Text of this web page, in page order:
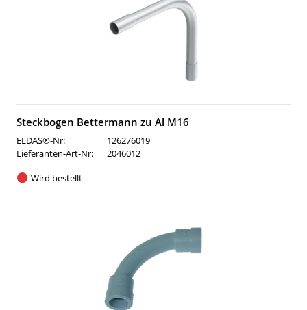
Steckbogen Bettermann zu Al M16
ELDAS®-Nr:
126276019
Lieferanten-Art-Nr:
2046012
Wird bestellt